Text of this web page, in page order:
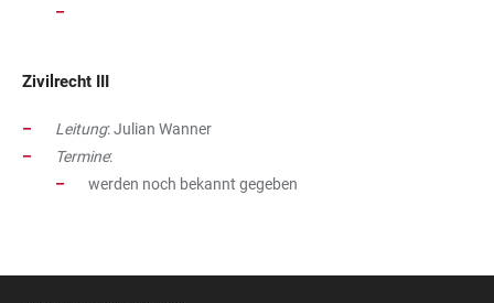
Zivilrecht III
Leitung: Julian Wanner
Termine:
werden noch bekannt gegeben